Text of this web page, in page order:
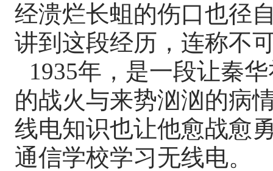
经溃烂长蛆的伤口也径
讲到这段经历，连称不
1935年，是一段让秦
的战火与来势汹汹的病
线电知识也让他愈战愈
通信学校学习无线电。